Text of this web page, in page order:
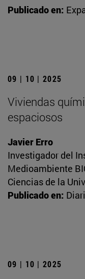
Publicado en:
09 | 10 | 2025
Viviendas
espaciosos
Javier Erro
Investigador del
Medioambiente
Ciencias de la
Publicado en:
09 | 10 | 2025